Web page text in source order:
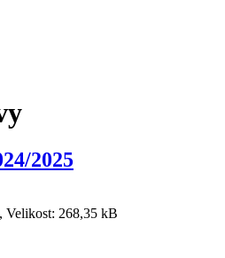
2025
Velikost: 268,35 kB